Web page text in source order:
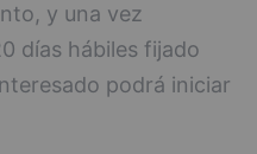
y una vez
días hábiles fijado
podrá iniciar